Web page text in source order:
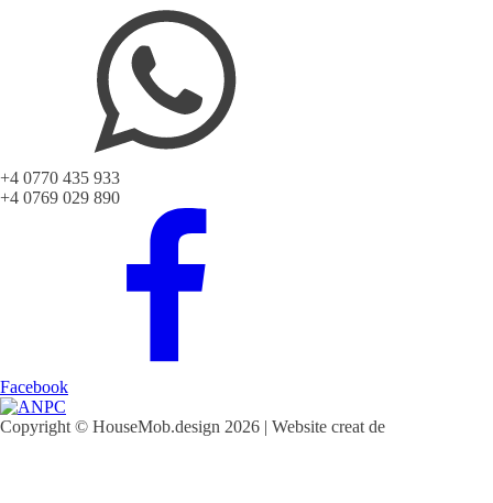
+4 0770 435 933
+4 0769 029 890
Facebook
Copyright © HouseMob.design 2026 | Website creat de